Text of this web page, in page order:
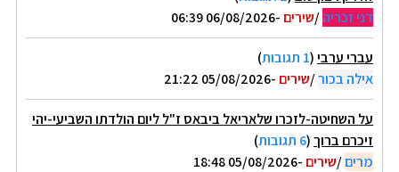
דני זכריה/שירים -06/08/2026 06:39
עברי ערבי(1 תגובות
)
אילה בכור/שירים -05/08/2026 21:22
על השחיטה-לזכרו שלאריאל ביבאס ז"ל ליום הולדתו השביעי-יהי
זיכרם ברוך(6 תגובות
)
מרים/שירים -05/08/2026 18:48